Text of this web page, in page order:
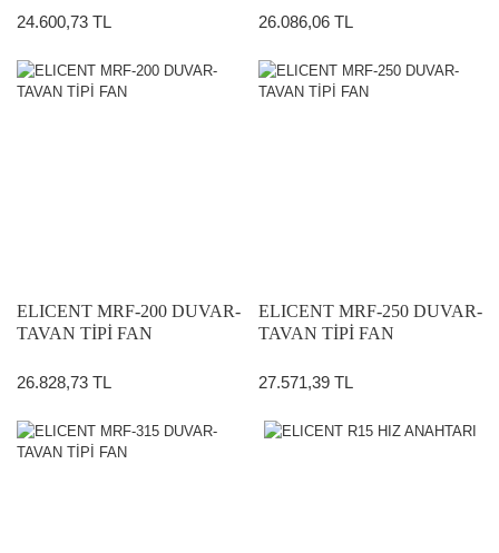
24.600,73 TL 26.086,06 TL
ELICENT MRF-200 DUVAR-
TAVAN TİPİ FAN
26.828,73 TL
ELICENT MRF-250 DUVAR-
TAVAN TİPİ FAN
27.571,39 TL